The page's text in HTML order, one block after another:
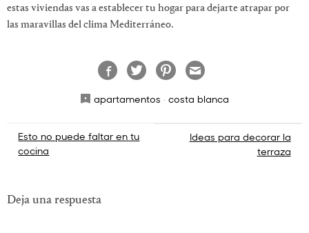
estas viviendas vas a establecer tu hogar para dejarte atrapar por
las maravillas del clima Mediterráneo.
apartamentos · costa blanca
Navegación
de
Esto no puede faltar en tu
cocina
Ideas para decorar la
terraza
Deja una respuesta